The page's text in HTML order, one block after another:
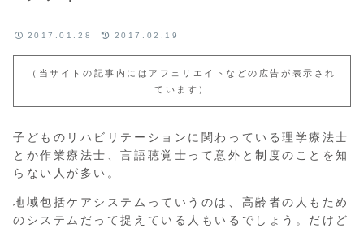
2017.01.28 2017.02.19
（当サイトの記事内にはアフェリエイトなどの広告が表示され
ています）
子どものリハビリテーションに関わっている理学療法士
とか作業療法士、言語聴覚士って意外と制度のことを知
らない人が多い。
地域包括ケアシステムっていうのは、高齢者の人もため
のシステムだって捉えている人もいるでしょう。だけど